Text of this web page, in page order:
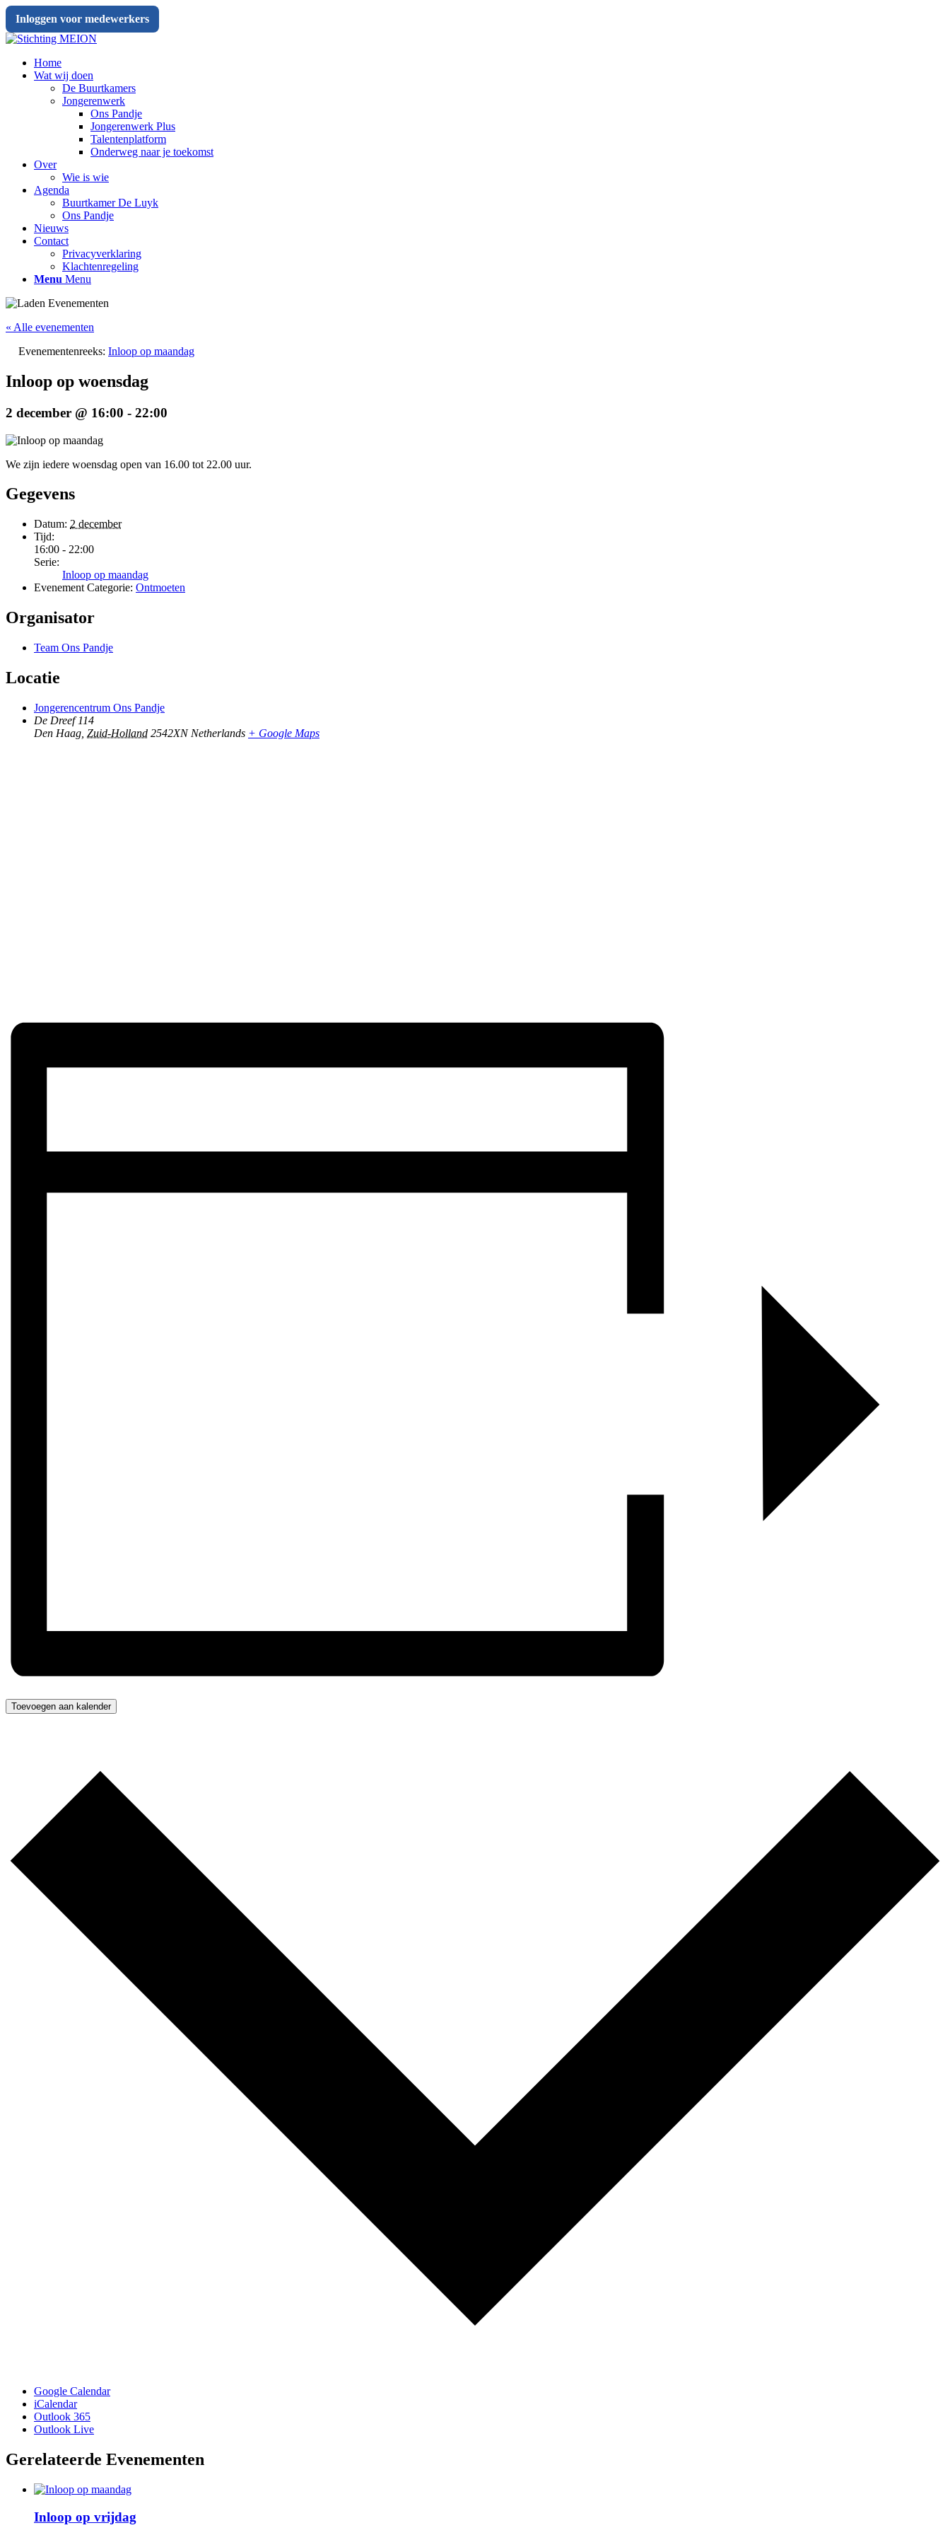
Inloggen voor medewerkers
Home
Wat wij doen
De Buurtkamers
Jongerenwerk
Ons Pandje
Jongerenwerk Plus
Talentenplatform
Onderweg naar je toekomst
Over
Wie is wie
Agenda
Buurtkamer De Luyk
Ons Pandje
Nieuws
Contact
Privacyverklaring
Klachtenregeling
Menu Menu
« Alle evenementen
Evenementenreeks: Inloop op maandag
Inloop op woensdag
2 december @ 16:00 - 22:00
We zijn iedere woensdag open van 16.00 tot 22.00 uur.
Gegevens
Datum: 2 december
Tijd:
16:00 - 22:00
Serie:
Inloop op maandag
Evenement Categorie: Ontmoeten
Organisator
Team Ons Pandje
Locatie
Jongerencentrum Ons Pandje
De Dreef 114
Den Haag Zuid-Holland 2542XN Netherlands + Google Maps
Toevoegen aan kalender
Google Calendar
iCalendar
Outlook 365
Outlook Live
Gerelateerde Evenementen
Inloop op vrijdag